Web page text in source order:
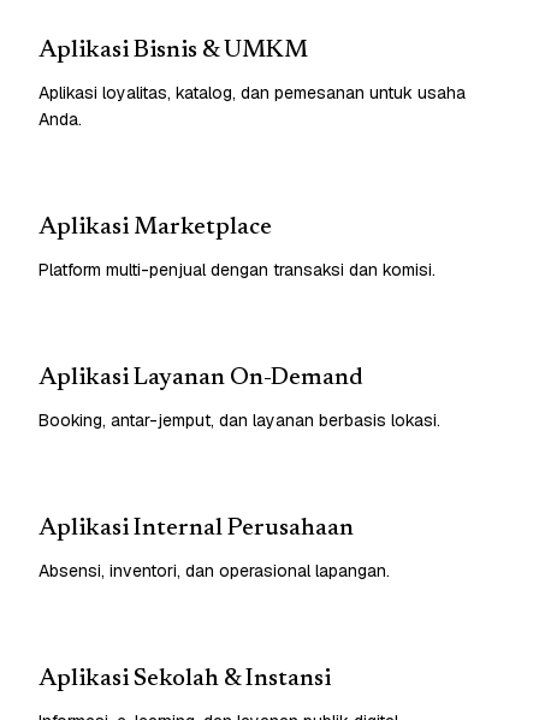
Aplikasi Bisnis & UMKM
Aplikasi loyalitas, katalog, dan pemesanan untuk usaha
Anda.
Aplikasi Marketplace
Platform multi-penjual dengan transaksi dan komisi.
Aplikasi Layanan On-Demand
Booking, antar-jemput, dan layanan berbasis lokasi.
Aplikasi Internal Perusahaan
Absensi, inventori, dan operasional lapangan.
Aplikasi Sekolah & Instansi